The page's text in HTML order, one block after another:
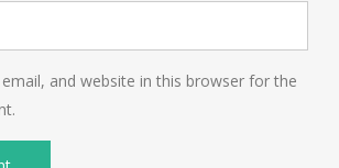
and website in this browser for the